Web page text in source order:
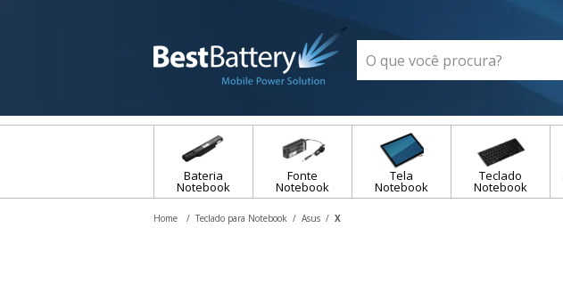
Bateria
Notebook
Fonte
Notebook
Tela
Notebook
Teclado
Notebook
Teclado para Notebook Asus X